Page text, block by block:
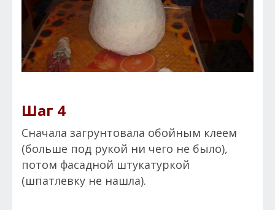
Шаг 4
Сначала загрунтовала обойным клеем
(больше под рукой ни чего не было),
потом фасадной штукатуркой
(шпатлевку не нашла).